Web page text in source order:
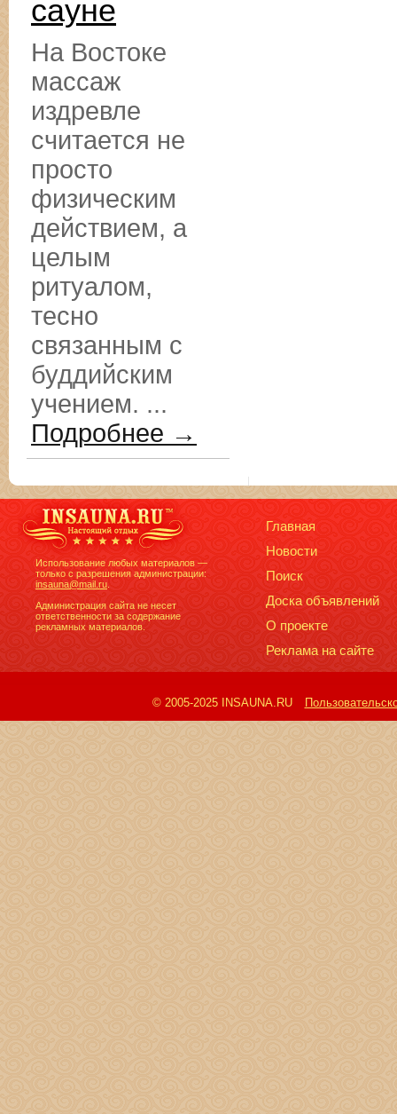
сауне
На Востоке
массаж
издревле
считается не
просто
физическим
действием, а
целым
ритуалом,
тесно
связанным с
буддийским
учением. ...
Подробнее →
Использование любых материалов —
только с разрешения администрации:
insauna@mail.ru
Администрация сайта не несет
ответственности за содержание
рекламных материалов.
Главная
Новости
Поиск
Доска объявлений
О проекте
Реклама на сайте
© 2005-2025 INSAUNA.RU